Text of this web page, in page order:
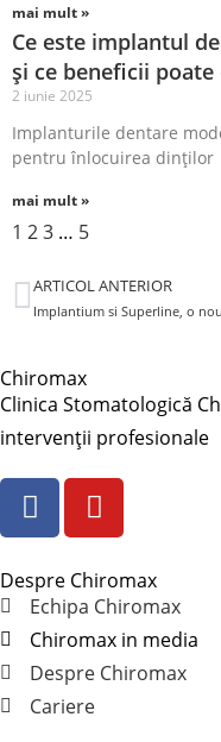
mai mult »
Ce este implantul
și ce beneficii
2 iunie 2025
Implanturile dentare
pentru înlocuirea dinților
mai mult »
1 23 … 5
ARTICOL ANTERIOR
Chiromax
Clinica Stomatologică
intervenții profesionale
Despre Chiromax
Echipa Chiromax
Chiromax in media
Despre Chiromax
Cariere